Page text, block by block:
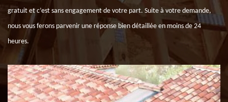
gratuit et c’est sans engagement de votre part. Suite à votre demande,
nous vous ferons parvenir une réponse bien détaillée en moins de 24
heures.